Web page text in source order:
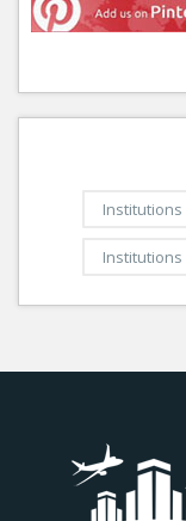
Institutions
Institutions